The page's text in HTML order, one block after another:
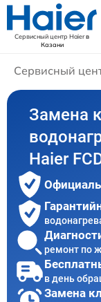
Сервисный центр Haierв
Казани
Сервисный
Замена
Haier
ремонт по
в день
Замена